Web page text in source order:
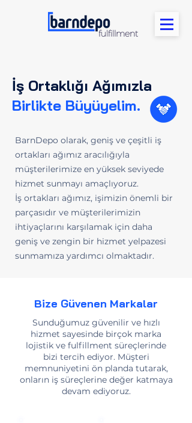
İş Ortaklığı Ağımızla
Birlikte Büyüyelim.
BarnDepo olarak, geniş ve çeşitli iş
ortakları ağımız aracılığıyla
müşterilerimize en yüksek seviyede
hizmet sunmayı amaçlıyoruz.
İş ortakları ağımız, işimizin önemli bir
parçasıdır ve müşterilerimizin
ihtiyaçlarını karşılamak için daha
geniş ve zengin bir hizmet yelpazesi
sunmamıza yardımcı olmaktadır.
Bize Güvenen Markalar
Sunduğumuz güvenilir ve hızlı
hizmet sayesinde birçok marka
lojistik ve fulfillment süreçlerinde
bizi tercih ediyor. Müşteri
memnuniyetini ön planda tutarak,
onların iş süreçlerine değer katmaya
devam ediyoruz.